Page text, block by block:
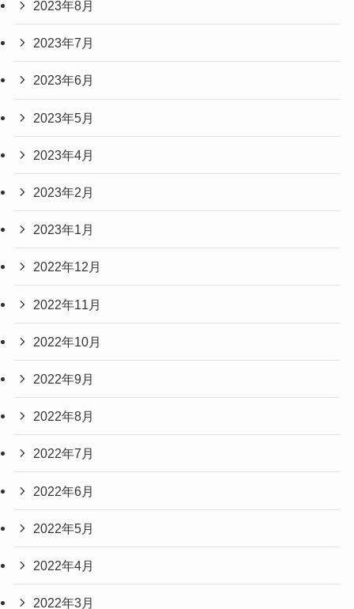
2023年8月
2023年7月
2023年6月
2023年5月
2023年4月
2023年2月
2023年1月
2022年12月
2022年11月
2022年10月
2022年9月
2022年8月
2022年7月
2022年6月
2022年5月
2022年4月
2022年3月